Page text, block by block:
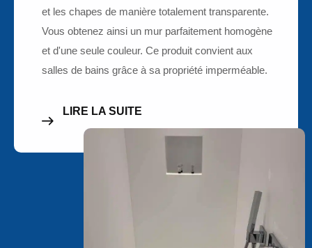
et les chapes de manière totalement transparente.
Vous obtenez ainsi un mur parfaitement homogène
et d'une seule couleur. Ce produit convient aux
salles de bains grâce à sa propriété imperméable.
LIRE LA SUITE